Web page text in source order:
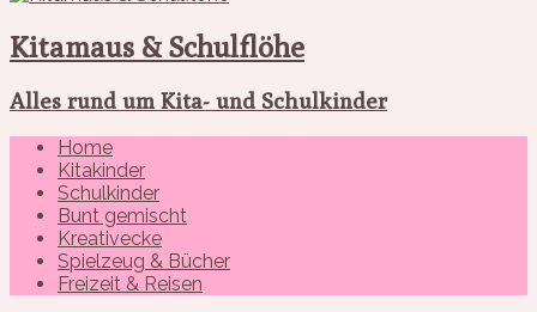
Kitamaus & Schulflöhe
Alles rund um Kita- und Schulkinder
Home
Kitakinder
Schulkinder
Bunt gemischt
Kreativecke
Spielzeug & Bücher
Freizeit & Reisen